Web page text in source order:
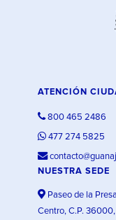
ATENCIÓN
800 465 2486
477 274 5825
NUESTRA SEDE
Paseo de la
Centro, C.P. 36000,